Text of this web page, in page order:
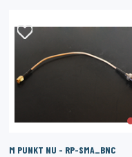
M PUNKT NU - RP-SMA_BNC